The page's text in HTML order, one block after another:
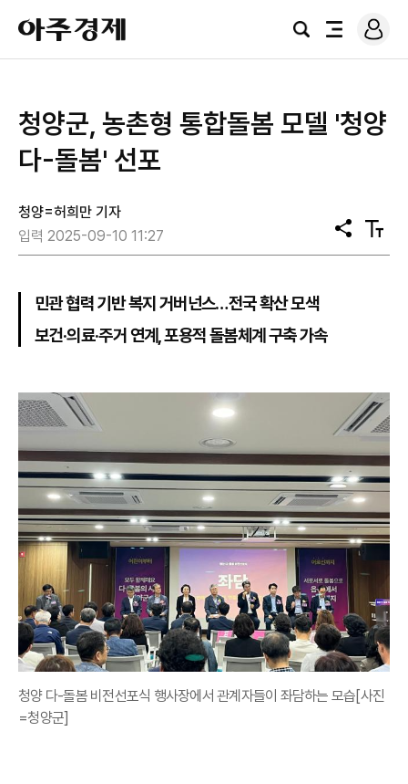
아
주
경
검
전
로
그
청양군, 농촌형 통합돌봄 모델 '청양
다-돌봄' 선포
청양=허희만 기자
입력 2025-09-10 11:27
공
유
텍
스
민관 협력 기반 복지 거버넌스…전국 확산 모색
보건·의료·주거 연계, 포용적 돌봄체계 구축 가속
청양 다-돌봄 비전선포식 행사장에서 관계자들이 좌담하는 모습[사진
=청양군]